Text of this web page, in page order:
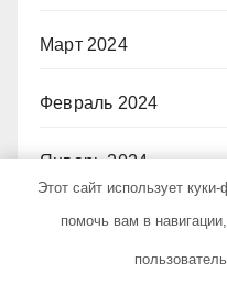
Март 2024
Февраль 2024
Январь 2024
Декабрь 2023
Этот сайт использует
помочь вам в